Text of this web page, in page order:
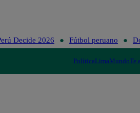
Decide 2026 Fútbol peruano
PolíticaLimaMundoTe